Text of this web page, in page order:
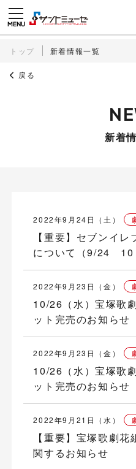
トップ 新着情報一覧
戻る
新着
2022年9月24日（土）
【重要】セブンイ
について（9/24 10
2022年9月23日（金）
10/26（水）宝塚歌
ット完売のお知らせ
2022年9月23日（金）
10/26（水）宝塚歌
ット完売のお知らせ
2022年9月21日（水）
【重要】宝塚歌劇
関するお知らせ